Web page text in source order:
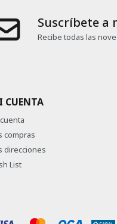
Suscríbete a
Recibe todas las
CUENTA
compras
direcciones
List